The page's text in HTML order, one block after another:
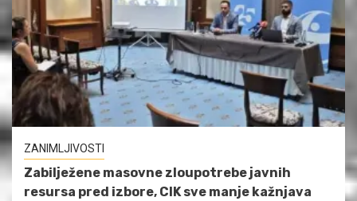
ZANIMLJIVOSTI
Zabilježene masovne zloupotrebe javnih
resursa pred izbore, CIK sve manje kažnjava